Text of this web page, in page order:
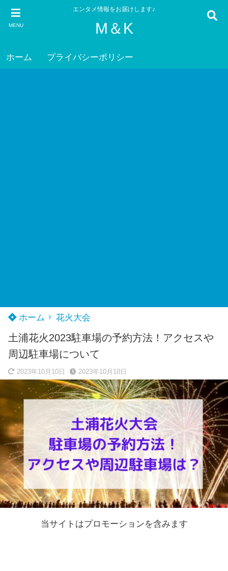
MENU
エンタメ情報をお届けします♪
M＆K
ホーム プライバシーポリシー
ホーム 花火大会
土浦花火2023駐車場の予約方法！アクセスや
周辺駐車場について
2023年10月10日 2023年10月10日
当サイトはプロモーションを含みます